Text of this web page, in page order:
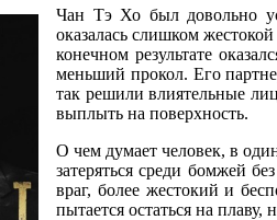
Чан Тэ Хо был довольно
оказалась слишком
конечном результате
меньший прокол. Его
так решили влиятельные
выплыть на поверхность.
О чем думает человек, в
затеряться среди бомжей
враг, более жестокий и
пытается остаться на